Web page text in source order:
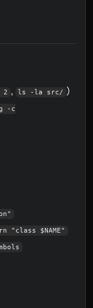
2 , ls -la src/ ）
-c
"class $NAME"